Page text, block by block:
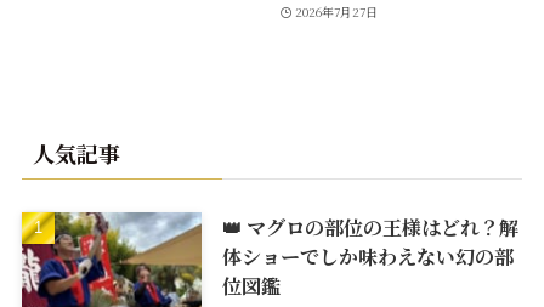
2026年7月27日
人気記事
👑 マグロの部位の王様はどれ？解
体ショーでしか味わえない幻の部
位図鑑